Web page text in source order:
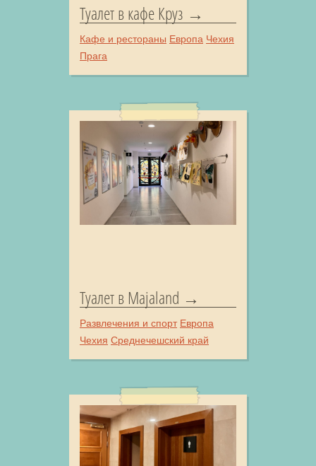
Туалет в кафе Круз
Кафе и рестораны Европа Чехия
Прага
Туалет в Majaland
Развлечения и спорт Европа
Чехия Среднечешский край